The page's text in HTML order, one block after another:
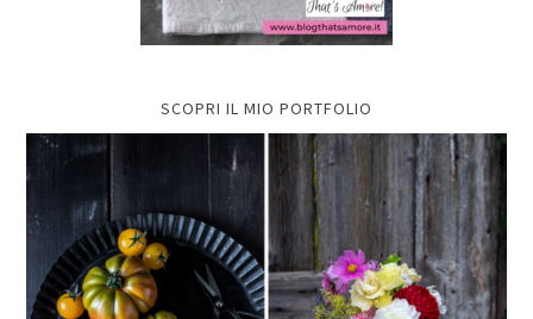
SCOPRI IL MIO PORTFOLIO